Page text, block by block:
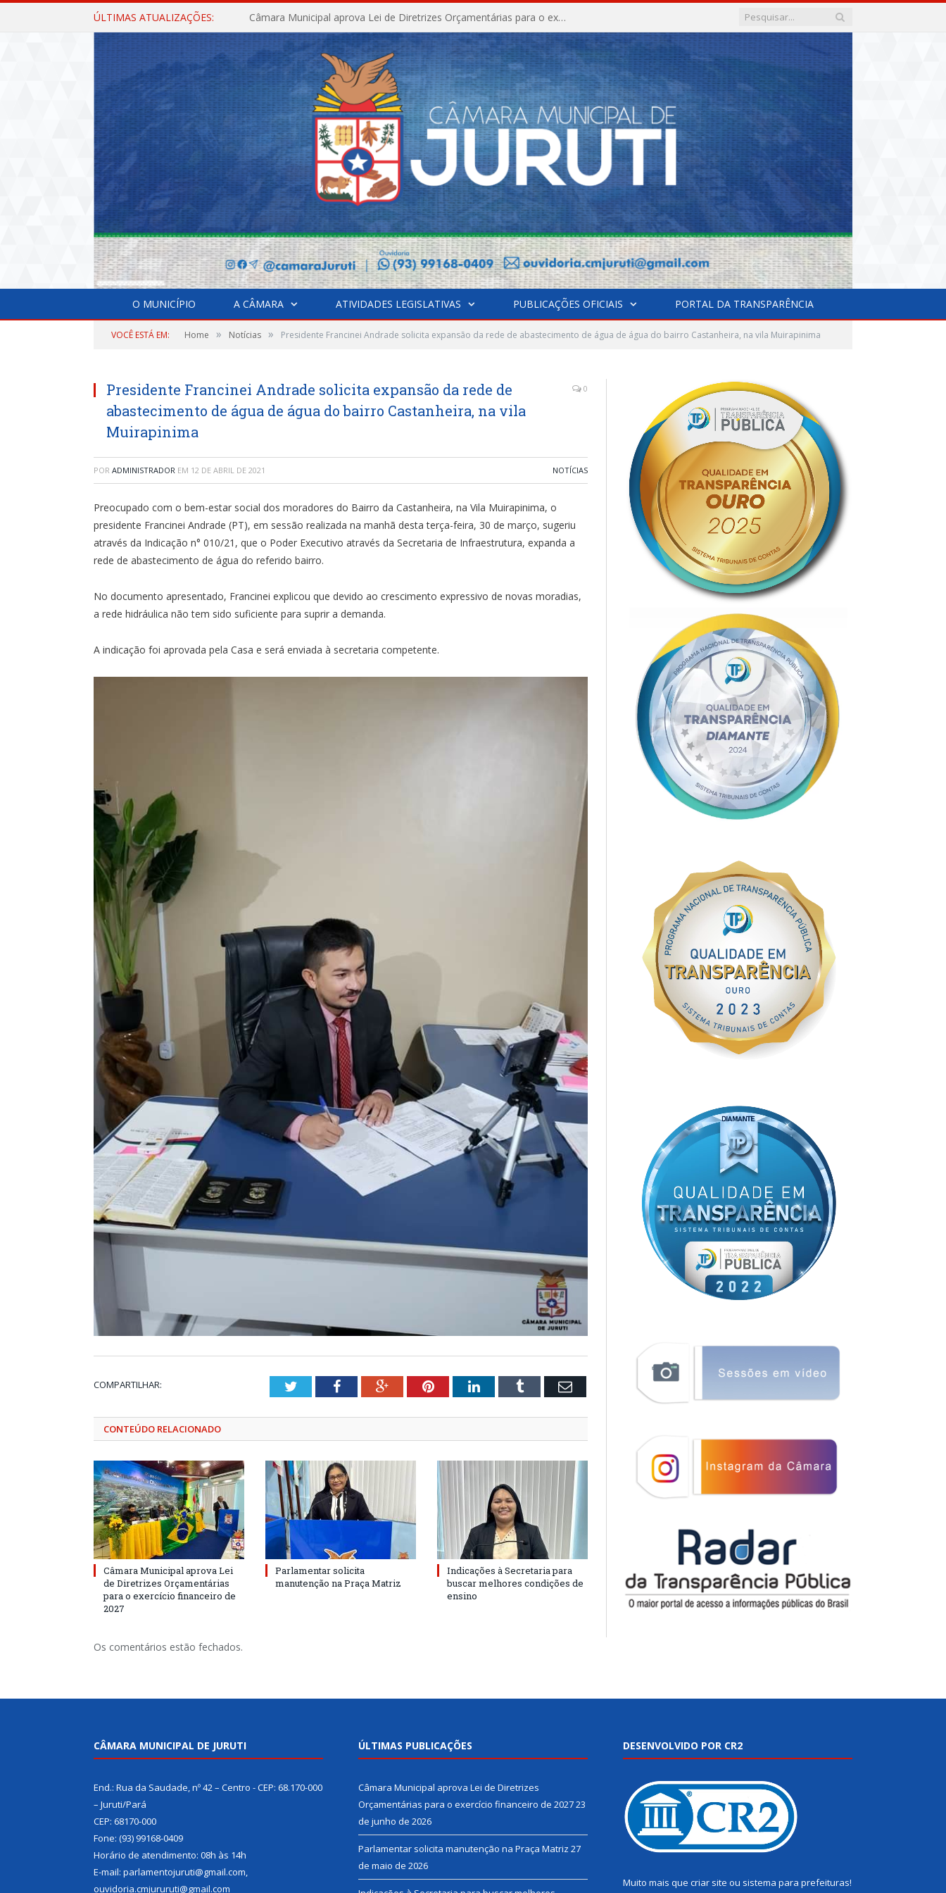
ÚLTIMAS ATUALIZAÇÕES: Câmara Municipal aprova Lei de Diretrizes Orçamentárias para o exercício financeiro de 2027
O MUNICÍPIO A CÂMARA ATIVIDADES LEGISLATIVAS PUBLICAÇÕES OFICIAIS PORTAL DA TRANSPARÊNCIA
VOCÊ ESTÁ EM: Home » Notícias » Presidente Francinei Andrade solicita expansão da rede de abastecimento de água de água do bairro Castanheira, na vila Muirapinima
Presidente Francinei Andrade solicita expansão da rede de
abastecimento de água de água do bairro Castanheira, na vila
Muirapinima
0
POR ADMINISTRADOR EM 12 DE ABRIL DE 2021 NOTÍCIAS
Preocupado com o bem-estar social dos moradores do Bairro da Castanheira, na Vila Muirapinima, o
presidente Francinei Andrade (PT), em sessão realizada na manhã desta terça-feira, 30 de março, sugeriu
através da Indicação n° 010/21, que o Poder Executivo através da Secretaria de Infraestrutura, expanda a
rede de abastecimento de água do referido bairro.
No documento apresentado, Francinei explicou que devido ao crescimento expressivo de novas moradias,
a rede hidráulica não tem sido suficiente para suprir a demanda.
A indicação foi aprovada pela Casa e será enviada à secretaria competente.
COMPARTILHAR: TwitterFacebookGoogle+PinterestLinkedInTumblr Email
CONTEÚDO RELACIONADO
Câmara Municipal aprova Lei
de Diretrizes Orçamentárias
para o exercício financeiro de
2027
Parlamentar solicita
manutenção na Praça Matriz
Indicações à Secretaria para
buscar melhores condições de
ensino
Os comentários estão fechados.
CÂMARA MUNICIPAL DE JURUTI
End.: Rua da Saudade, nº 42 – Centro - CEP: 68.170-000
– Juruti/Pará
CEP: 68170-000
Fone: (93) 99168-0409
Horário de atendimento: 08h às 14h
E-mail: parlamentojuruti@gmail.com,
ouvidoria.cmjururuti@gmail.com
ÚLTIMAS PUBLICAÇÕES
Câmara Municipal aprova Lei de Diretrizes
Orçamentárias para o exercício financeiro de 202723
de junho de 2026
Parlamentar solicita manutenção na Praça Matriz 27
de maio de 2026
DESENVOLVIDO POR CR2
Muito mais que criar site ou sistema para prefeituras!